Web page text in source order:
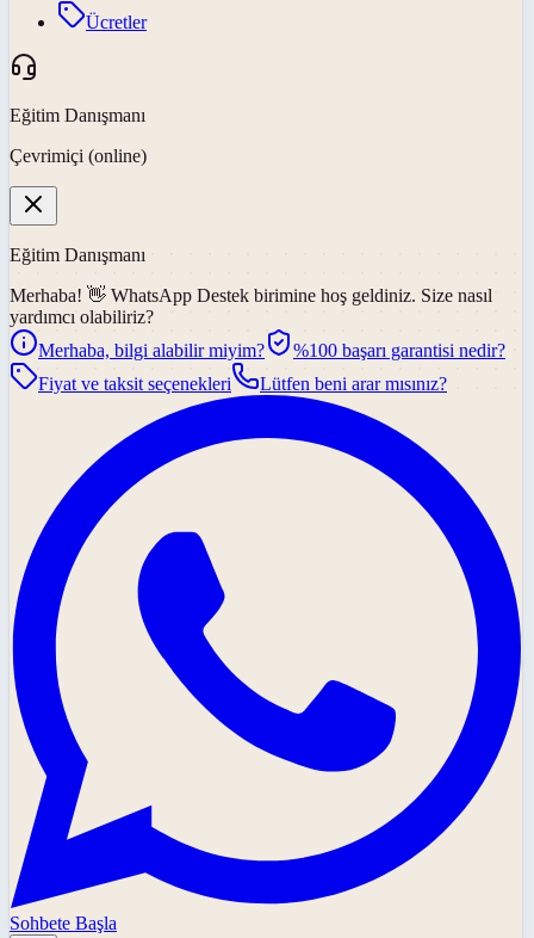
Ücretler
Eğitim Danışmanı
Çevrimiçi (online)
Eğitim Danışmanı
Merhaba! 👋 WhatsApp Destek birimine hoş geldiniz. Size nasıl
yardımcı olabiliriz?
Merhaba, bilgi alabilir miyim?
%100 başarı garantisi nedir?
Fiyat ve taksit seçenekleri
Lütfen beni arar mısınız?
Sohbete Başla